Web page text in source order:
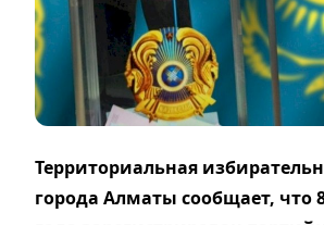
Территориальная
города Алматы сообщает, что